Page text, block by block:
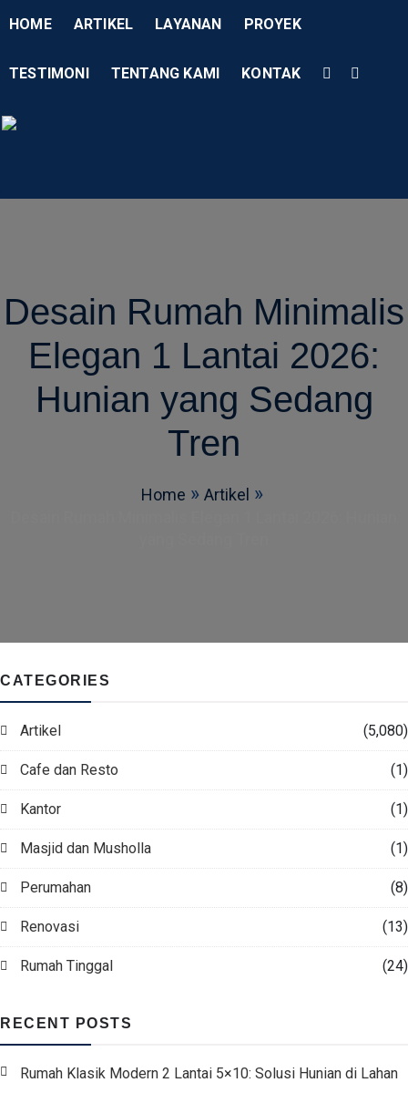
toHOME ARTIKEL LAYANAN PROYEK
TESTIMONI TENTANG KAMI KONTAK
Desain Rumah Minimalis
Elegan 1 Lantai 2026:
Hunian yang Sedang
Tren
Home
Artikel
CATEGORIES
Artikel (5,080)
Cafe dan Resto (1)
Kantor (1)
Masjid dan Musholla (1)
Perumahan (8)
Renovasi (13)
Rumah Tinggal (24)
RECENT POSTS
Rumah Klasik Modern 2 Lantai 5×10: Solusi Hunian di Lahan